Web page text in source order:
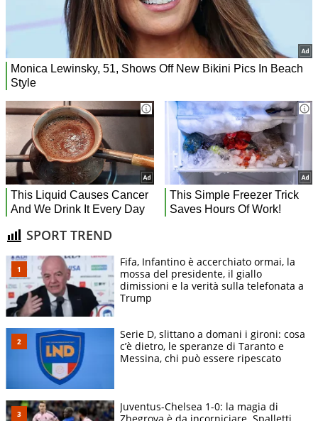
SPORT TREND
Fifa, Infantino è accerchiato ormai, la
mossa del presidente, il giallo
dimissioni e la verità sulla telefonata a
Trump
Serie D, slittano a domani i gironi: cosa
c’è dietro, le speranze di Taranto e
Messina, chi può essere ripescato
Juventus-Chelsea 1-0: la magia di